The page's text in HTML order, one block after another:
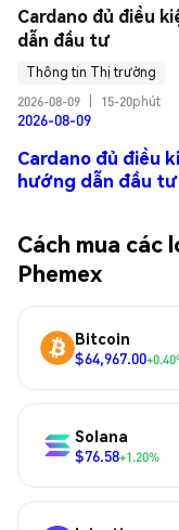
Cardano đủ điều
dẫn đầu tư
Thông tin Thị trường
2026-08-09
15-20phút
2026-08-09
Cardano đủ điều
hướng dẫn đầu tư
Cách mua
Phemex
Bitcoin
$64,967.00
Solana
$76.58+1.20%